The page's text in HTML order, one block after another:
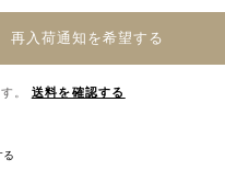
再入荷通知を希望する
。 送料を確認する
る